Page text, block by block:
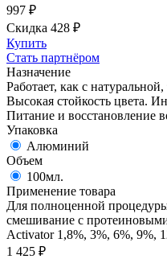
997 ₽
Скидка 428 ₽
Купить
Стать партнёром
Назначение
Работает, как с
Высокая стойкость цвета.
Питание и восстановление
Упаковка
Алюминий
Объем
100мл.
Применение товара
Для полноценной
смешивание с
Activator 1,8%, 3%, 6%, 9%,
1 425 ₽